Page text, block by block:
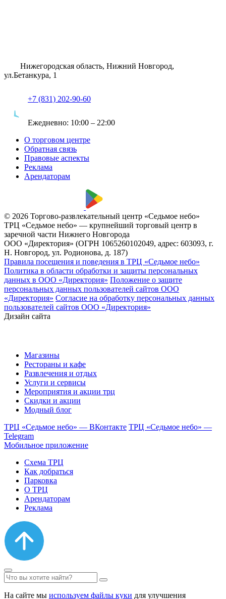
Нижегородская область, Нижний Новгород,
ул.Бетанкура, 1
+7 (831) 202-90-60
Ежедневно: 10:00 – 22:00
О торговом центре
Обратная связь
Правовые аспекты
Реклама
Арендаторам
© 2026 Торгово-развлекательный центр «Седьмое небо»
ТРЦ «Седьмое небо» — крупнейший торговый центр в
заречной части Нижнего Новгорода
ООО «Директория» (ОГРН 1065260102049, адрес: 603093, г.
Н. Новгород, ул. Родионова, д. 187)
Правила посещения и поведения в ТРЦ «Седьмое небо»
Политика в области обработки и защиты персональных
данных в ООО «Директория» Положение о защите
персональных данных пользователей сайтов ООО
«Директория» Согласие на обработку персональных данных
пользователей сайтов ООО «Директория»
Дизайн сайта
Магазины
Рестораны и кафе
Развлечения и отдых
Услуги и сервисы
Мероприятия и акции трц
Скидки и акции
Модный блог
ТРЦ «Седьмое небо» — ВКонтакте ТРЦ «Седьмое небо» —
Telegram
Мобильное приложение
Схема ТРЦ
Как добраться
Парковка
О ТРЦ
Арендаторам
Реклама
На сайте мы используем файлы куки для улучшения